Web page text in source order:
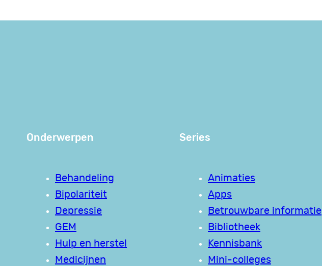
Onderwerpen
Behandeling
Bipolariteit
Depressie
GEM
Hulp en herstel
Medicijnen
Series
Animaties
Apps
Betrouwbare informatie
Bibliotheek
Kennisbank
Mini-colleges